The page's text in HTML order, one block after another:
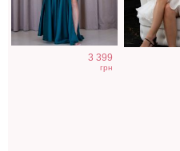
3 399
грн